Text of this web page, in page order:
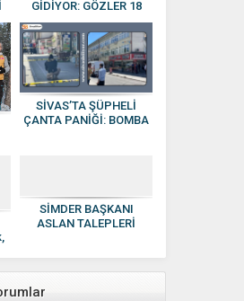
GİDİYOR: GÖZLER 18
OCAK SEÇİMİNDE
SİVAS’TA ŞÜPHELİ
ÇANTA PANİĞİ: BOMBA
SİMDER BAŞKANI
ASLAN TALEPLERİ